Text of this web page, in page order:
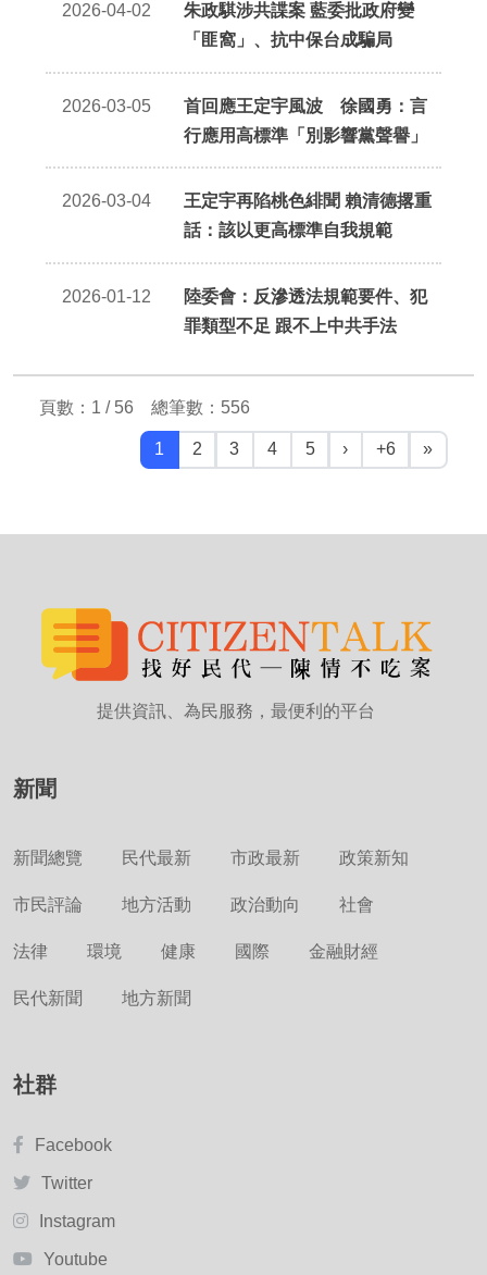
2026-04-02
朱政騏涉共諜案 藍委批政府變
「匪窩」、抗中保台成騙局
2026-03-05
首回應王定宇風波 徐國勇：言
行應用高標準「別影響黨聲譽」
2026-03-04
王定宇再陷桃色緋聞 賴清德撂重
話：該以更高標準自我規範
2026-01-12
陸委會：反滲透法規範要件、犯
罪類型不足 跟不上中共手法
頁數：1 / 56 總筆數： 556
1 2 3 4 5 › +6 »
提供資訊、為民服務，最便利的平台
新聞
新聞總覽 民代最新 市政最新 政策新知
市民評論 地方活動 政治動向 社會
法律 環境 健康 國際 金融財經
民代新聞 地方新聞
社群
Facebook
Twitter
Instagram
Youtube